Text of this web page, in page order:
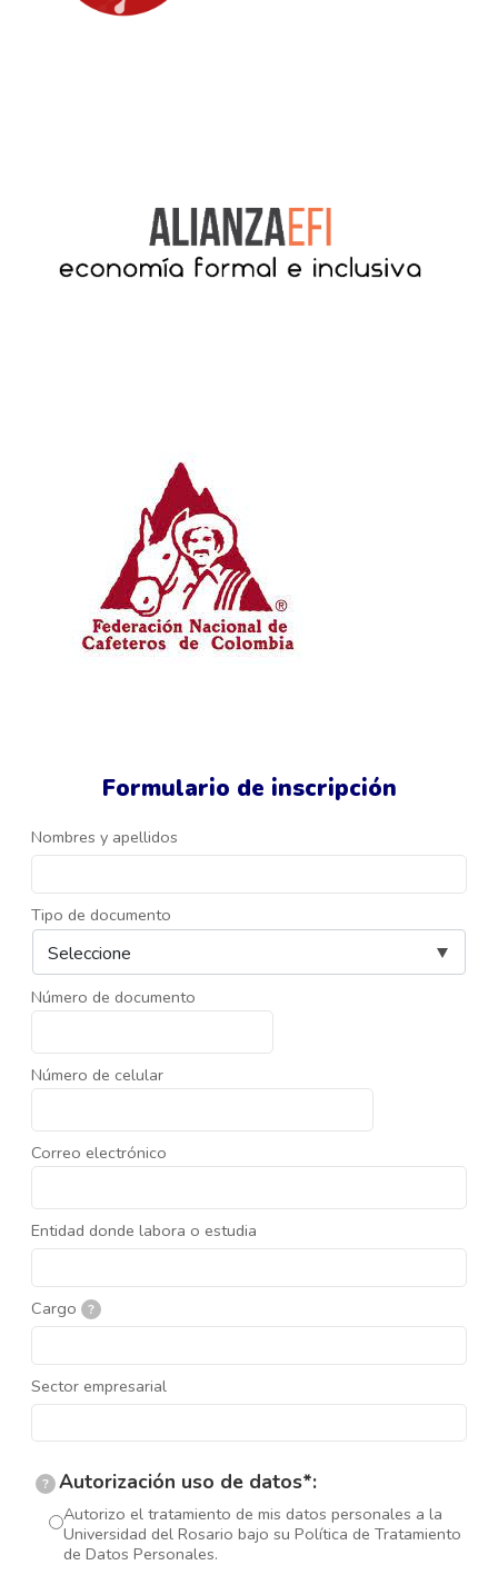
Formulario de inscripción
Nombres y apellidos
Tipo de documento
Número de documento
Número de celular
Correo electrónico
Entidad donde labora o estudia
Cargo ?
Sector empresarial
? Autorización uso de datos*:
Autorizo el tratamiento de mis datos personales a la
Universidad del Rosario bajo su Política de Tratamiento
de Datos Personales.